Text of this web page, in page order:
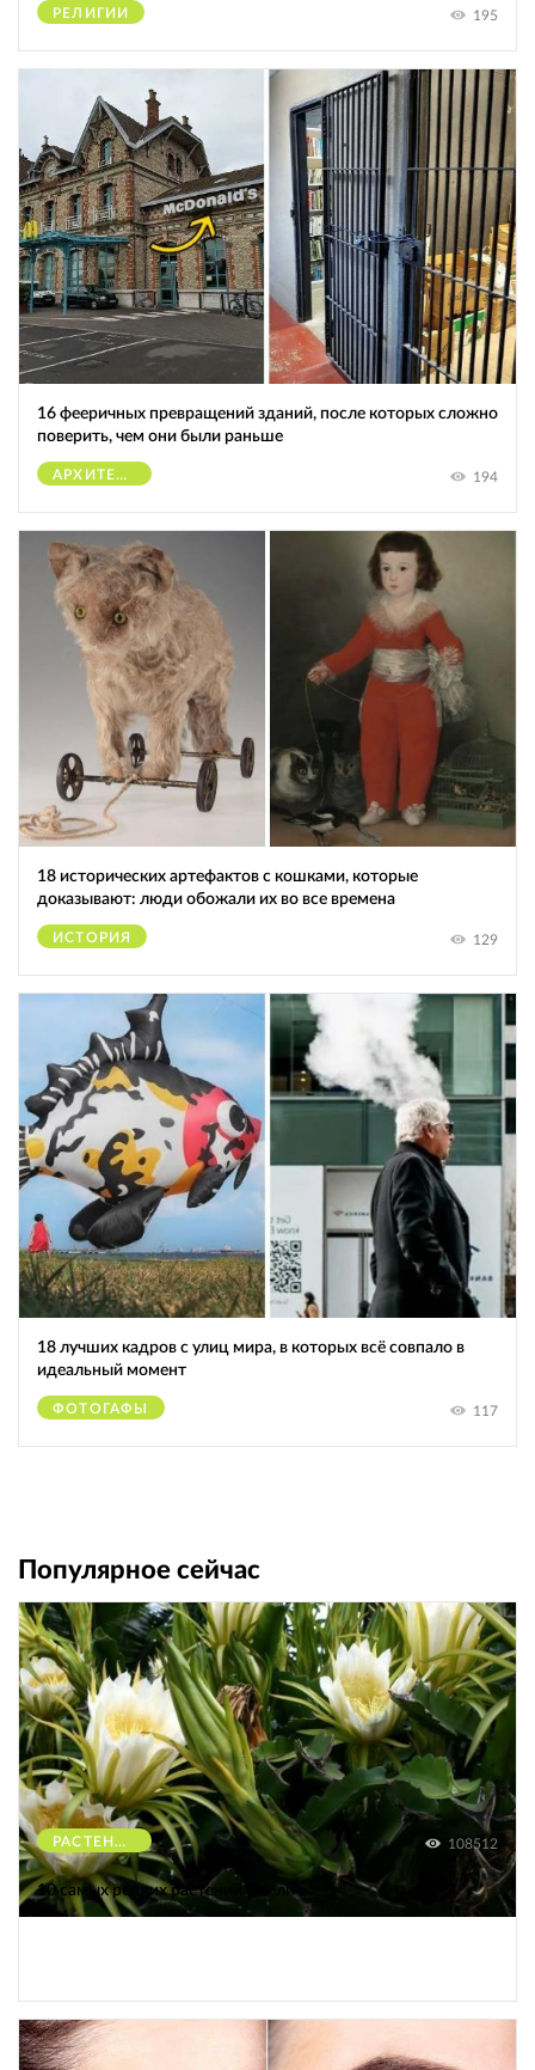
РЕЛИГИИ 195
16 фееричных превращений зданий, после которых сложно
поверить, чем они были раньше
АРХИТЕКТУРА 194
18 исторических артефактов с кошками, которые
доказывают: люди обожали их во все времена
ИСТОРИЯ 129
18 лучших кадров с улиц мира, в которых всё совпало в
идеальный момент
ФОТОГАФЫ 117
Популярное сейчас
РАСТЕНИЯ 108512
10 самых редких растений Земли